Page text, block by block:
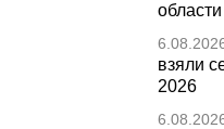
области
взяли
2026